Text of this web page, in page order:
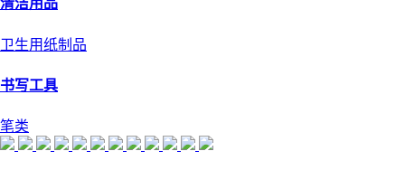
清洁用品
卫生用纸制品
书写工具
笔类